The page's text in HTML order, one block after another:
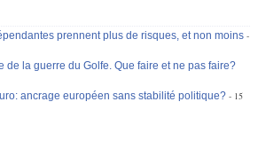
prennent plus de risques, et non moins
de la guerre du Golfe. Que faire et ne pas faire?
ancrage européen sans stabilité politique?
15